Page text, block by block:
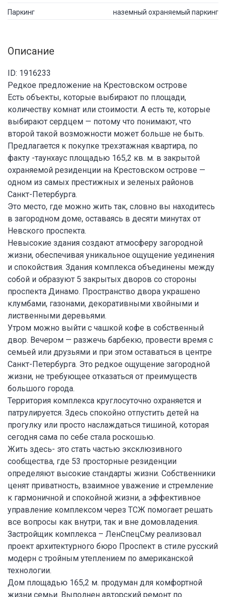
Паркинг наземный охраняемый паркинг
Описание
ID: 1916233
Редкое предложение на Крестовском острове
Есть объекты, которые выбирают по площади,
количеству комнат или стоимости. А есть те, которые
выбирают сердцем — потому что понимают, что
второй такой возможности может больше не быть.
Предлагается к покупке трехэтажная квартира, по
факту -таунхаус площадью 165,2 кв. м. в закрытой
охраняемой резиденции на Крестовском острове —
одном из самых престижных и зеленых районов
Санкт-Петербурга.
Это место, где можно жить так, словно вы находитесь
в загородном доме, оставаясь в десяти минутах от
Невского проспекта.
Невысокие здания создают атмосферу загородной
жизни, обеспечивая уникальное ощущение уединения
и спокойствия. Здания комплекса объединены между
собой и образуют 5 закрытых дворов со стороны
проспекта Динамо. Пространство двора украшено
клумбами, газонами, декоративными хвойными и
лиственными деревьями.
Утром можно выйти с чашкой кофе в собственный
двор. Вечером — разжечь барбекю, провести время с
семьей или друзьями и при этом оставаться в центре
Санкт-Петербурга. Это редкое ощущение загородной
жизни, не требующее отказаться от преимуществ
большого города.
Территория комплекса круглосуточно охраняется и
патрулируется. Здесь спокойно отпустить детей на
прогулку или просто наслаждаться тишиной, которая
сегодня сама по себе стала роскошью.
Жить здесь- это стать частью эксклюзивного
сообщества, где 53 просторные резиденции
определяют высокие стандарты жизни. Собственники
ценят приватность, взаимное уважение и стремление
к гармоничной и спокойной жизни, а эффективное
управление комплексом через ТСЖ помогает решать
все вопросы как внутри, так и вне домовладения.
Застройщик комплекса – ЛенСпецСму реализовал
проект архитектурного бюро Проспект в стиле русский
модерн с тройным утеплением по американской
технологии.
Дом площадью 165,2 м. продуман для комфортной
жизни семьи. Выполнен авторский ремонт по